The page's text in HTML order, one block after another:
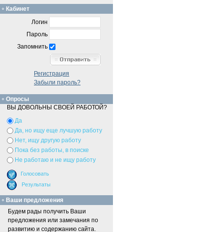
Кабинет
Логин
Пароль
Запомнить
Регистрация
Забыли пароль?
Опросы
ВЫ ДОВОЛЬНЫ СВОЕЙ РАБОТОЙ?
Да
Да, но ищу еще лучшую работу
Нет, ищу другую работу
Пока без работы, в поиске
Не работаю и не ищу работу
Ваши предложения
Будем рады получить Ваши
предложения или замечания по
развитию и содержанию сайта.